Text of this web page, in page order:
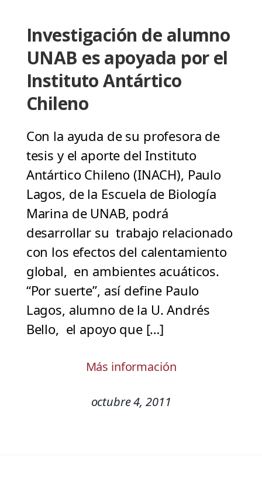
Investigación de alumno
UNAB es apoyada por el
Instituto Antártico
Chileno
Con la ayuda de su profesora de
tesis y el aporte del Instituto
Antártico Chileno (INACH), Paulo
Lagos, de la Escuela de Biología
Marina de UNAB, podrá
desarrollar su trabajo relacionado
con los efectos del calentamiento
global, en ambientes acuáticos.
“Por suerte”, así define Paulo
Lagos, alumno de la U. Andrés
Bello, el apoyo que […]
Más información
octubre 4, 2011